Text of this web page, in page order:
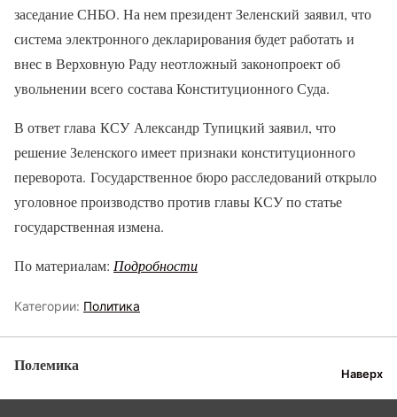
заседание СНБО. На нем президент Зеленский заявил, что
система электронного декларирования будет работать и
внес в Верховную Раду неотложный законопроект об
увольнении всего состава Конституционного Суда.
В ответ глава КСУ Александр Тупицкий заявил, что
решение Зеленского имеет признаки конституционного
переворота. Государственное бюро расследований открыло
уголовное производство против главы КСУ по статье
государственная измена.
По материалам: Подробности
Категории: Политика
Полемика Наверх